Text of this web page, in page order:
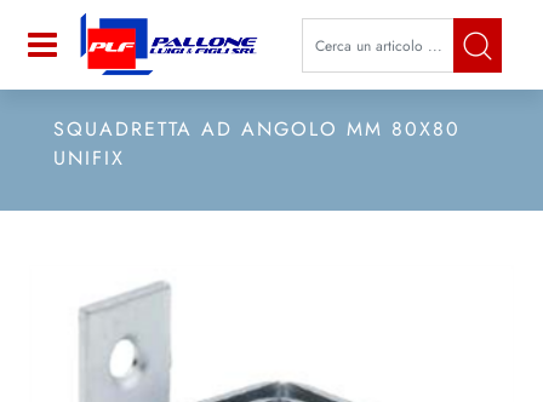
Open La modifica di un filtro
SQUADRETTA AD ANGOLO MM 80X80
UNIFIX